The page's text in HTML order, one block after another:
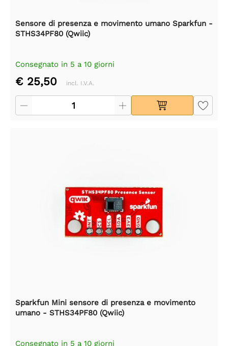
Sensore di presenza e movimento umano Sparkfun -
STHS34PF80 (Qwiic)
Consegnato in 5 a 10 giorni
€ 25,50 incl. I.V.A.
Sparkfun Mini sensore di presenza e movimento
umano - STHS34PF80 (Qwiic)
Consegnato in 5 a 10 giorni